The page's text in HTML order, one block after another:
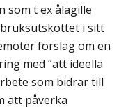
som t ex ålagille
i sitt
förslag om en
med ”att ideella
som bidrar till
att påverka